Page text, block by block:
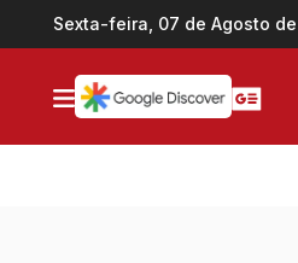
Ir direto pro conteúdo
Sexta-feira, 07 de Agosto